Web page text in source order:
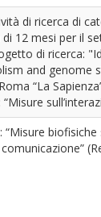
di ricerca di
12 mesi per il
di ricerca:
and genome
“La
“Misure